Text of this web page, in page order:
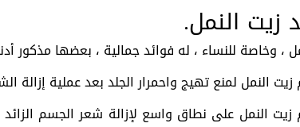
زيت النمل.
، وخاصة للنساء ، له فوائد جمالية ، بعضها مذكور
النمل لمنع تهيج واحمرار الجلد بعد عملية إزالة
النمل على نطاق واسع لإزالة شعر الجسم